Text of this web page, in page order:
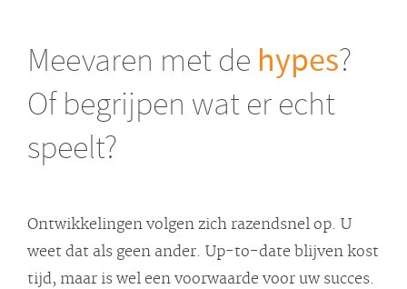
NEDERLANDS
ENGLISH
Meevaren met de hypes?
Of begrijpen wat er echt
speelt?
Ontwikkelingen volgen zich razendsnel op. U
weet dat als geen ander. Up-to-date blijven kost
tijd, maar is wel een voorwaarde voor uw succes.